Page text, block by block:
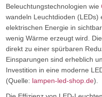
Beleuchtungstechnologien wie
wandeln Leuchtdioden
elektrischen Energie in
wenig Wärme erzeugt wird.
direkt zu einer spürbaren
Einsparungen sind erheblich
Investition in eine moderne
(Quelle: lampen-led-shop.de).